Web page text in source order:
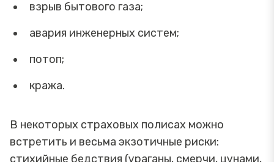
взрыв бытового газа;
авария инженерных систем;
потоп;
кража.
В некоторых страховых полисах можно
встретить и весьма экзотичные риски:
стихийные бедствия (ураганы, смерчи, цунами,